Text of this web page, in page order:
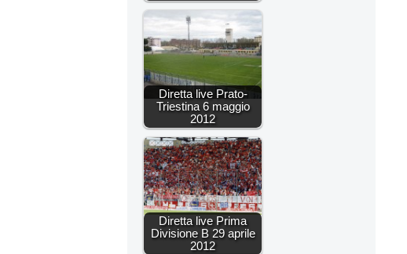
Diretta live Prato-
Triestina 6 maggio
2012
Diretta live Prima
Divisione B 29 aprile
2012